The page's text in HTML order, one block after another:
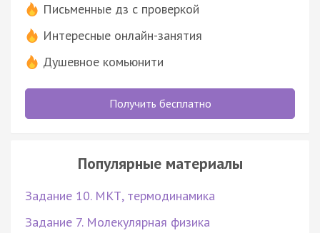
Письменные дз с проверкой
Интересные онлайн-занятия
Душевное комьюнити
Получить бесплатно
Популярные материалы
Задание 10. МКТ, термодинамика
Задание 7. Молекулярная физика